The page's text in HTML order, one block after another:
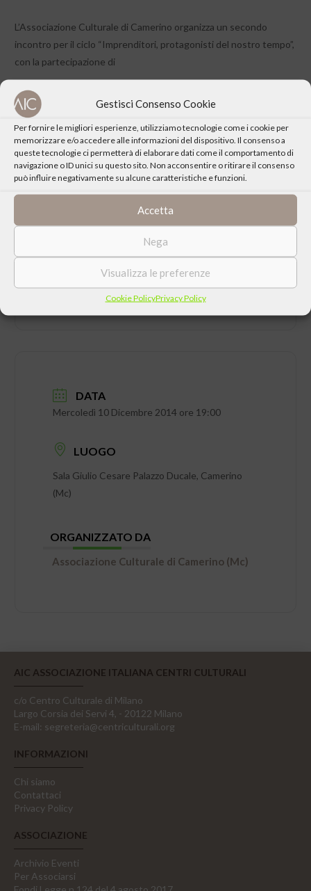
Gestisci Consenso Cookie
Per fornire le migliori esperienze, utilizziamo tecnologie come i cookie per
memorizzare e/o accedere alle informazioni del dispositivo. Il consenso a
queste tecnologie ci permetterà di elaborare dati come il comportamento di
navigazione o ID unici su questo sito. Non acconsentire o ritirare il consenso
può influire negativamente su alcune caratteristiche e funzioni.
Accetta
Nega
Visualizza le preferenze
Cookie PolicyPrivacy Policy
L’Associazione Culturale di Camerino organizza un secondo
incontro per il ciclo “Imprenditori, protagonisti del nostro tempo”,
con la partecipazione di
Marco Montagna, presidente Costruzioni Montagna srl
Giuliano Calza, direttore generale ISTAO
CONDIVIDI QUESTO EVENTO
DATA
Mercoledì 10 Dicembre 2014 ore 19:00
LUOGO
Sala Giulio Cesare Palazzo Ducale, Camerino
(Mc)
ORGANIZZATO DA
Associazione Culturale di Camerino (Mc)
AIC ASSOCIAZIONE ITALIANA CENTRI CULTURALI
c/o Centro Culturale di Milano
Largo Corsia dei Servi 4, - 20122 Milano
E-mail: segreteria@centriculturali.org
INFORMAZIONI
Chi siamo
Contattaci
Privacy Policy
ASSOCIAZIONE
Archivio Eventi
Per Associarsi